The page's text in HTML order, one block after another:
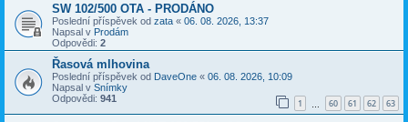
SW 102/500 OTA - PRODÁNO
Poslední příspěvek od zata « 06. 08. 2026, 13:37
Napsal v Prodám
Odpovědi: 2
Řasová mlhovina
Poslední příspěvek od DaveOne « 06. 08. 2026, 10:09
Napsal v Snímky
Odpovědi: 941 1 60 61 62 63